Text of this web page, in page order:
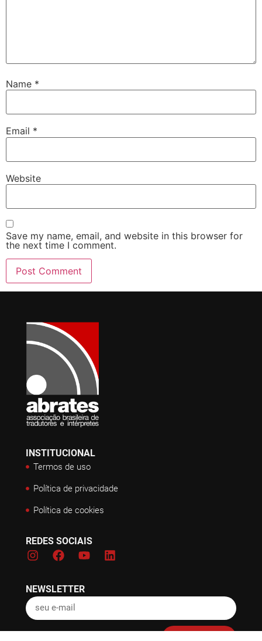
Name *
Email *
Website
Save my name, email, and website in this browser for
the next time I comment.
INSTITUCIONAL
Termos de uso
Política de privacidade
Política de cookies
REDES SOCIAIS
NEWSLETTER